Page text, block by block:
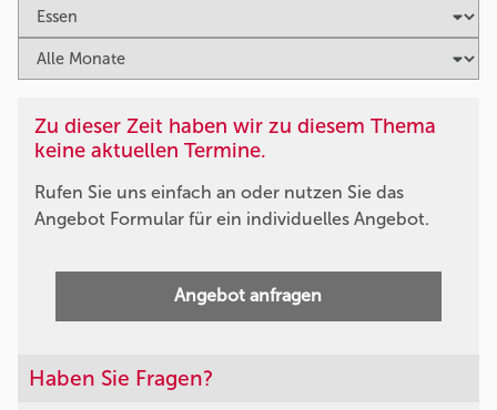
Zu dieser Zeit haben wir zu diesem Thema
keine aktuellen Termine.
Rufen Sie uns einfach an oder nutzen Sie das
Angebot Formular für ein individuelles Angebot.
Angebot anfragen
Haben Sie Fragen?